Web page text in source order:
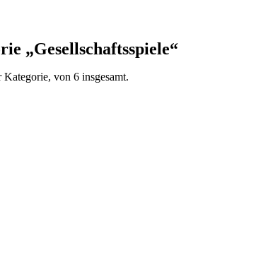
„Gesellschaftsspiele“
von 6 insgesamt.